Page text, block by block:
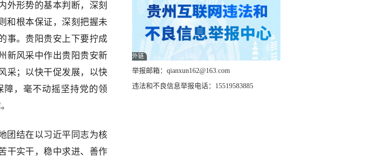
外形势的基本判断，深刻
和根本保证，深刻把握未
事。贵阳贵安上下要拧成
新风采中作出贵阳贵安新
采；以快干促发展，以快
，毫不动摇坚持党的领
团结在以习近平同志为核
干实干，稳中求进、善作
外链
举报邮箱：qianxun162@163.com
违法和不良信息举报电话：15519583885